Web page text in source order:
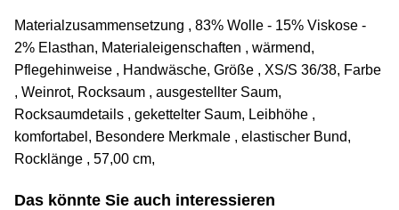
Materialzusammensetzung , 83% Wolle - 15% Viskose -
2% Elasthan, Materialeigenschaften , wärmend,
Pflegehinweise , Handwäsche, Größe , XS/S 36/38, Farbe
, Weinrot, Rocksaum , ausgestellter Saum,
Rocksaumdetails , gekettelter Saum, Leibhöhe ,
komfortabel, Besondere Merkmale , elastischer Bund,
Rocklänge , 57,00 cm,
Das könnte Sie auch interessieren